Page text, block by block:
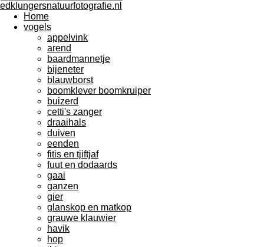
edklungersnatuurfotografie.nl
Home
vogels
appelvink
arend
baardmannetje
bijeneter
blauwborst
boomklever boomkruiper
buizerd
cetti's zanger
draaihals
duiven
eenden
fitis en tjiftjaf
fuut en dodaards
gaai
ganzen
gier
glanskop en matkop
grauwe klauwier
havik
hop